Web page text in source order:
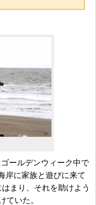
ールデンウィーク中で
岸に家族と遊びに来て
まり、それを助けよう
ていた。